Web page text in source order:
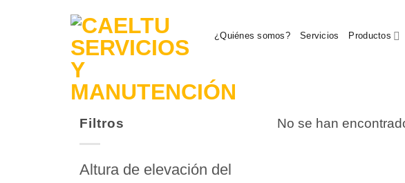
¿Quiénes somos? Servicios Productos
Filtros
Altura de elevación del
No se han